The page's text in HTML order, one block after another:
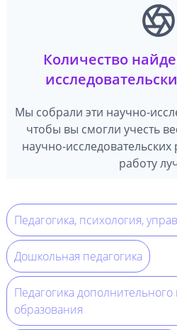
Количество
Мы собрали эти научно-
чтобы вы смогли учесть
научно-
работу
Педагогика, психология,
Дошкольная педагогика
Педагогика
образования